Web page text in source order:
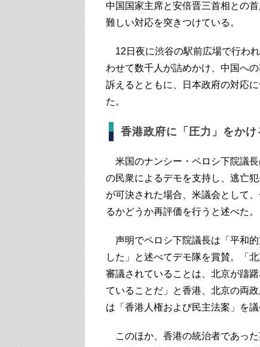
中国国家主席と安倍晋三首相との
難しい対応を突きつけている。
12日夜に渋谷の駅前広場で行わ
わせて数千人が詰めかけ、中国へ
訴えるとともに、日本政府の対応
た。
香港政府に「圧力」をか
米国のナンシー・ペロシ下院議
の民衆によるデモを支持し、逃亡
が可決された場合、米議会として
るかどうか再評価を行うと述べた。
声明でペロシ下院議長は「平和
した」と述べてデモ隊を賞賛。「
審議されていることは、北京が躊
ていることだ」と香港、北京の両
は「香港人権および民主法案」を
このほか、香港の統治者であっ